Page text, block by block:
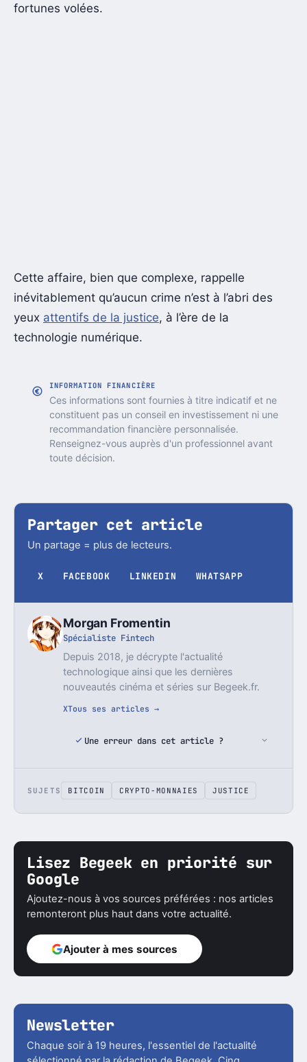
fortunes volées.
Cette affaire, bien que complexe, rappelle
inévitablement qu’aucun crime n’est à l’abri des
yeux attentifs de la justice, à l’ère de la
technologie numérique.
INFORMATION FINANCIÈRE
Ces informations sont fournies à titre indicatif et ne
constituent pas un conseil en investissement ni une
recommandation financière personnalisée.
Renseignez-vous auprès d'un professionnel avant
toute décision.
Partager cet article
Un partage = plus de lecteurs.
X FACEBOOK LINKEDIN WHATSAPP
Morgan Fromentin
Spécialiste Fintech
Depuis 2018, je décrypte l'actualité
technologique ainsi que les dernières
nouveautés cinéma et séries sur Begeek.fr.
XTous ses articles →
Une erreur dans cet article ?
SUJETS BITCOIN CRYPTO-MONNAIES JUSTICE
Lisez Begeek en priorité sur
Google
Ajoutez-nous à vos sources préférées : nos articles
remonteront plus haut dans votre actualité.
Ajouter à mes sources
Newsletter
Chaque soir à 19 heures, l'essentiel de l'actualité